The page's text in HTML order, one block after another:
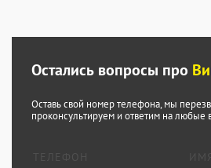
Остались вопросы про
Оставь свой номер телефона, мы
проконсультируем и ответим на любые